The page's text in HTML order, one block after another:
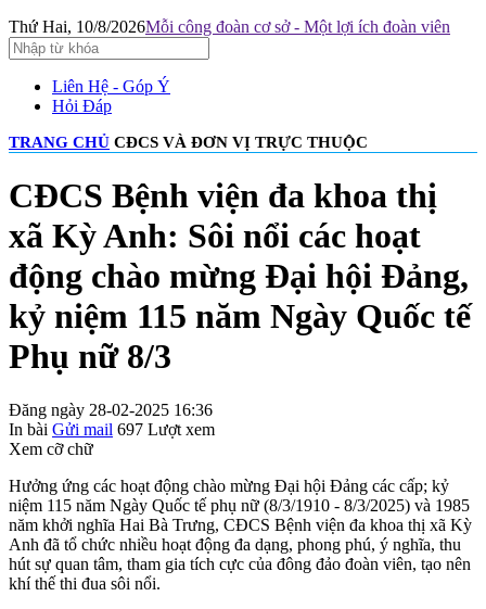
Thứ Hai, 10/8/2026Mỗi công đoàn cơ sở - Một lợi ích đoàn viên
Liên Hệ - Góp Ý
Hỏi Đáp
TRANG CHỦ CĐCS VÀ ĐƠN VỊ TRỰC THUỘC
CĐCS Bệnh viện đa khoa thị
xã Kỳ Anh: Sôi nổi các hoạt
động chào mừng Đại hội Đảng,
kỷ niệm 115 năm Ngày Quốc tế
Phụ nữ 8/3
Đăng ngày 28-02-2025 16:36
In bài Gửi mail 697 Lượt xem
Xem cỡ chữ
Hưởng ứng các hoạt động chào mừng Đại hội Đảng các cấp; kỷ
niệm 115 năm Ngày Quốc tế phụ nữ (8/3/1910 - 8/3/2025) và 1985
năm khởi nghĩa Hai Bà Trưng, CĐCS Bệnh viện đa khoa thị xã Kỳ
Anh đã tổ chức nhiều hoạt động đa dạng, phong phú, ý nghĩa, thu
hút sự quan tâm, tham gia tích cực của đông đảo đoàn viên, tạo nên
khí thế thi đua sôi nổi.